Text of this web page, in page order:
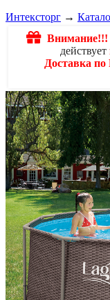
Интексторг →
Внимание!!!
действует
Доставка по